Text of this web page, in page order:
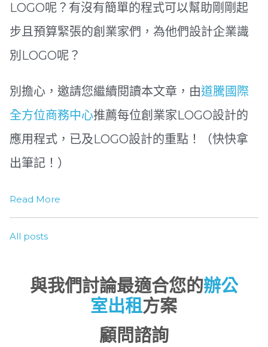
LOGO呢？有沒有簡單的程式可以幫助剛剛起
步且預算緊張的創業家們，為他們設計企業識
別LOGO呢？
別擔心，邀請您繼續閱讀本文章，由道騰國際
全方位商務中心推薦每位創業家LOGO設計的
應用程式，已及LOGO設計的重點！（快快拿
出筆記！）
Read More
All posts
與我們討論最適合您的辦公
室出租方案
顧問諮詢